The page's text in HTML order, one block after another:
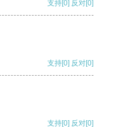
支持[0] 反对[0]
支持[0] 反对[0]
支持[0] 反对[0]